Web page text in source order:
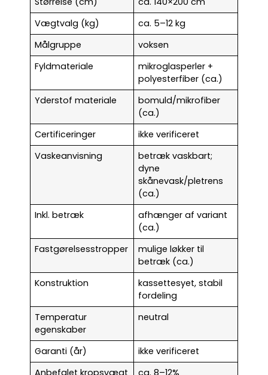
Vægtvalg (kg)
ca. 5–12 kg
Målgruppe
voksen
Fyldmateriale
mikroglasperler +
polyesterfiber (ca.)
Yderstof materiale
bomuld/mikrofiber
(ca.)
Certificeringer
ikke verificeret
Vaskeanvisning
betræk vaskbart;
dyne
skånevask/pletrens
(ca.)
Inkl. betræk
afhænger af variant
(ca.)
Fastgørelsesstropper
mulige løkker til
betræk (ca.)
Konstruktion
kassettesyet, stabil
fordeling
Temperatur
egenskaber
neutral
Garanti (år)
ikke verificeret